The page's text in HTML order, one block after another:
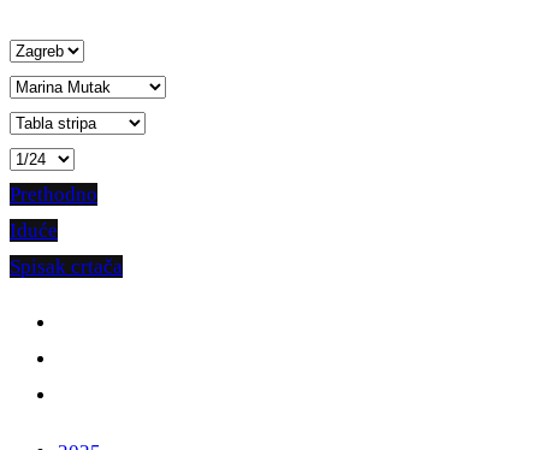
Prethodno
Iduće
Spisak crtača